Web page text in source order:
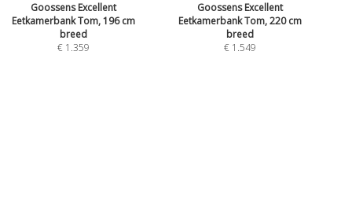
Goossens Excellent
Eetkamerbank Tom, 196 cm
breed
€ 1.359
Goossens Excellent
Eetkamerbank Tom, 220 cm
breed
€ 1.549